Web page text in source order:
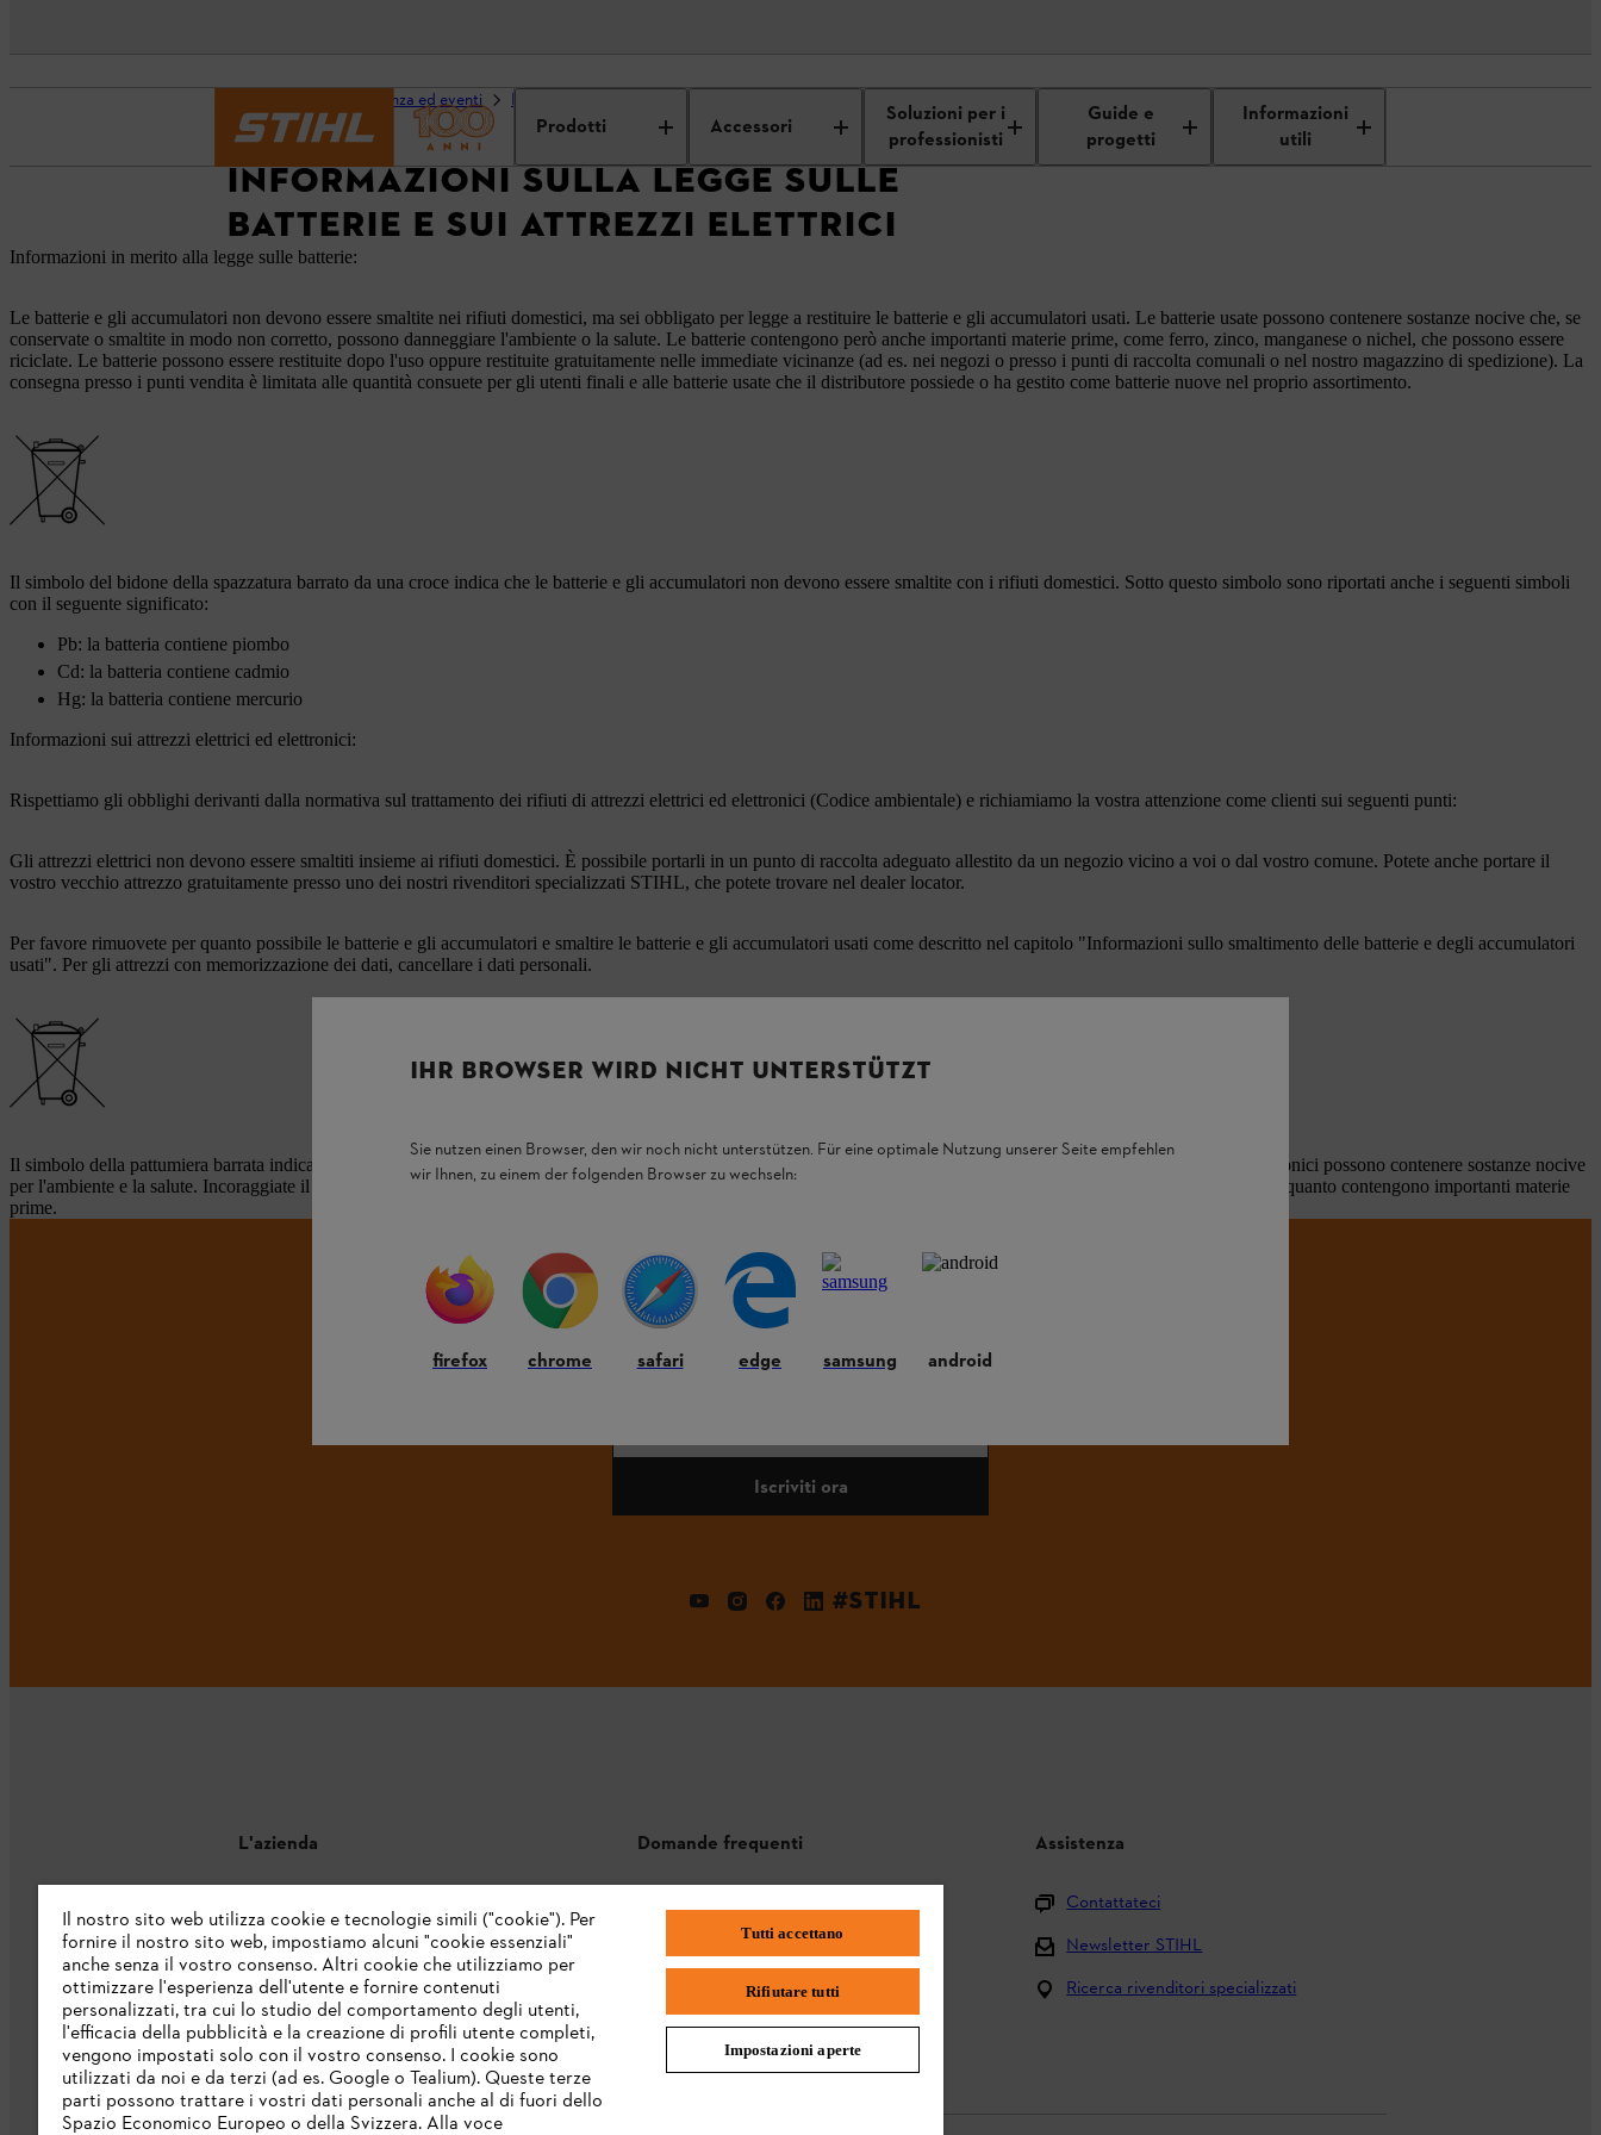
Prodotti Accessori
Soluzioni per i
professionisti
Guide e
progetti
Informazioni
utili
Assistenza ed eventi FAQ Smaltimento di batterie e apparecchiature elettriche
INFORMAZIONI SULLA LEGGE SULLE
BATTERIE E SUI ATTREZZI ELETTRICI
Informazioni in merito alla legge sulle batterie:
Le batterie e gli accumulatori non devono essere smaltite nei rifiuti domestici, ma sei obbligato per legge a restituire le batterie e gli accumulatori usati. Le batterie usate possono contenere sostanze nocive che, se
conservate o smaltite in modo non corretto, possono danneggiare l'ambiente o la salute. Le batterie contengono però anche importanti materie prime, come ferro, zinco, manganese o nichel, che possono essere
riciclate. Le batterie possono essere restituite dopo l'uso oppure restituite gratuitamente nelle immediate vicinanze (ad es. nei negozi o presso i punti di raccolta comunali o nel nostro magazzino di spedizione). La
consegna presso i punti vendita è limitata alle quantità consuete per gli utenti finali e alle batterie usate che il distributore possiede o ha gestito come batterie nuove nel proprio assortimento.
Il simbolo del bidone della spazzatura barrato da una croce indica che le batterie e gli accumulatori non devono essere smaltite con i rifiuti domestici. Sotto questo simbolo sono riportati anche i seguenti simboli
con il seguente significato:
Pb: la batteria contiene piombo
Cd: la batteria contiene cadmio
Hg: la batteria contiene mercurio
Informazioni sui attrezzi elettrici ed elettronici:
Rispettiamo gli obblighi derivanti dalla normativa sul trattamento dei rifiuti di attrezzi elettrici ed elettronici (Codice ambientale) e richiamiamo la vostra attenzione come clienti sui seguenti punti:
Gli attrezzi elettrici non devono essere smaltiti insieme ai rifiuti domestici. È possibile portarli in un punto di raccolta adeguato allestito da un negozio vicino a voi o dal vostro comune. Potete anche portare il
vostro vecchio attrezzo gratuitamente presso uno dei nostri rivenditori specializzati STIHL, che potete trovare nel dealer locator.
Per favore rimuovete per quanto possibile le batterie e gli accumulatori e smaltire le batterie e gli accumulatori usati come descritto nel capitolo "Informazioni sullo smaltimento delle batterie e degli accumulatori
usati". Per gli attrezzi con memorizzazione dei dati, cancellare i dati personali.
Il simbolo della pattumiera barrata indica che gli attrezzi elettrici ed elettronici non devono essere smaltite con i rifiuti domestici. Questo perché gli attrezzi elettrici ed elettronici possono contenere sostanze nocive
per l'ambiente e la salute. Incoraggiate il riutilizzo di questi attrezzi donandoli, ad esempio, alle istituzioni sociali. Altrimenti, gli attrezzi dismessi possono essere riciclati in quanto contengono importanti materie
prime.
NON PERDETEVI NULLA CON LA NEWSLETTER STIHL.
INDIRIZZO E-MAIL
Iscriviti ora
#STIHL
L'azienda
Catalogo
Informazioni per i fornitori
Sistema di denuncia STIHL
Domande frequenti
Batterie e attrezzi elettrici
Istruzioni per l'uso
Assistenza
Contattateci
Newsletter STIHL
Ricerca rivenditori specializzati
IHR BROWSER WIRD NICHT UNTERSTÜTZT
Sie nutzen einen Browser, den wir noch nicht unterstützen. Für eine optimale Nutzung unserer Seite empfehlen
wir Ihnen, zu einem der folgenden Browser zu wechseln:
firefox chrome safari edge samsung android
Il nostro sito web utilizza cookie e tecnologie simili ("cookie"). Per
fornire il nostro sito web, impostiamo alcuni "cookie essenziali"
anche senza il vostro consenso. Altri cookie che utilizziamo per
ottimizzare l'esperienza dell'utente e fornire contenuti
personalizzati, tra cui lo studio del comportamento degli utenti,
l'efficacia della pubblicità e la creazione di profili utente completi,
vengono impostati solo con il vostro consenso. I cookie sono
utilizzati da noi e da terzi (ad es. Google o Tealium). Queste terze
parti possono trattare i vostri dati personali anche al di fuori dello
Spazio Economico Europeo o della Svizzera. Alla voce
Tutti accettano
Rifiutare tutti
Impostazioni aperte